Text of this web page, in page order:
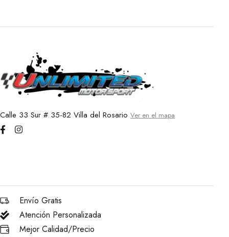
Calle 33 Sur # 35-82 Villa del Rosario Ver en el mapa
Envío Gratis
Atención Personalizada
Mejor Calidad/Precio